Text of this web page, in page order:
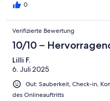
0
Verifizierte Bewertung
10/10 –
Lilli F.
6. Juli 2025
Gut: Sauberkeit, Check-in,
des Onlineauftritts